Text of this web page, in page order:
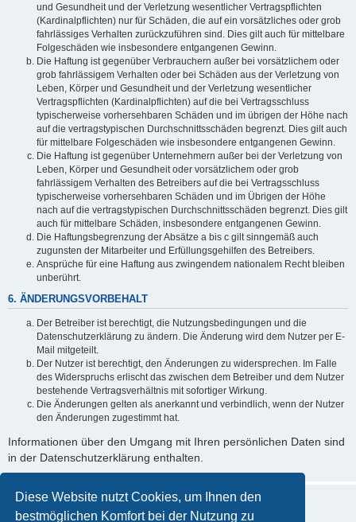
Diese Website nutzt Cookies, um Ihnen den
bestmöglichen Komfort bei der Nutzung zu
und Gesundheit und der Verletzung wesentlicher Vertragspflichten
(Kardinalpflichten) nur für Schäden, die auf ein vorsätzliches oder grob
fahrlässiges Verhalten zurückzuführen sind. Dies gilt auch für mittelbare
Folgeschäden wie insbesondere entgangenen Gewinn.
Die Haftung ist gegenüber Verbrauchern außer bei vorsätzlichem oder
grob fahrlässigem Verhalten oder bei Schäden aus der Verletzung von
Leben, Körper und Gesundheit und der Verletzung wesentlicher
Vertragspflichten (Kardinalpflichten) auf die bei Vertragsschluss
typischerweise vorhersehbaren Schäden und im übrigen der Höhe nach
auf die vertragstypischen Durchschnittsschäden begrenzt. Dies gilt auch
für mittelbare Folgeschäden wie insbesondere entgangenen Gewinn.
Die Haftung ist gegenüber Unternehmern außer bei der Verletzung von
Leben, Körper und Gesundheit oder vorsätzlichem oder grob
fahrlässigem Verhalten des Betreibers auf die bei Vertragsschluss
typischerweise vorhersehbaren Schäden und im Übrigen der Höhe
nach auf die vertragstypischen Durchschnittsschäden begrenzt. Dies gilt
auch für mittelbare Schäden, insbesondere entgangenen Gewinn.
Die Haftungsbegrenzung der Absätze a bis c gilt sinngemäß auch
zugunsten der Mitarbeiter und Erfüllungsgehilfen des Betreibers.
Ansprüche für eine Haftung aus zwingendem nationalem Recht bleiben
unberührt.
6. ÄNDERUNGSVORBEHALT
Der Betreiber ist berechtigt, die Nutzungsbedingungen und die
Datenschutzerklärung zu ändern. Die Änderung wird dem Nutzer per E-
Mail mitgeteilt.
Der Nutzer ist berechtigt, den Änderungen zu widersprechen. Im Falle
des Widerspruchs erlischt das zwischen dem Betreiber und dem Nutzer
bestehende Vertragsverhältnis mit sofortiger Wirkung.
Die Änderungen gelten als anerkannt und verbindlich, wenn der Nutzer
den Änderungen zugestimmt hat.
Informationen über den Umgang mit Ihren persönlichen Daten sind
in der Datenschutzerklärung enthalten.